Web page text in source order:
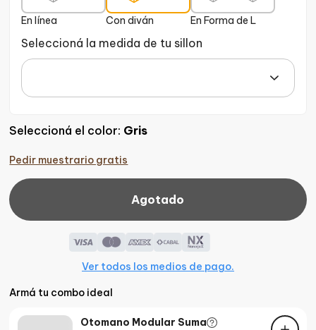
En línea Con diván En Forma de L
Seleccioná la medida de tu sillon
Seleccioná el color: Gris
Pedir muestrario gratis
Agotado
Ver todos los medios de pago.
Armá tu combo ideal
Otomano Modular Suma